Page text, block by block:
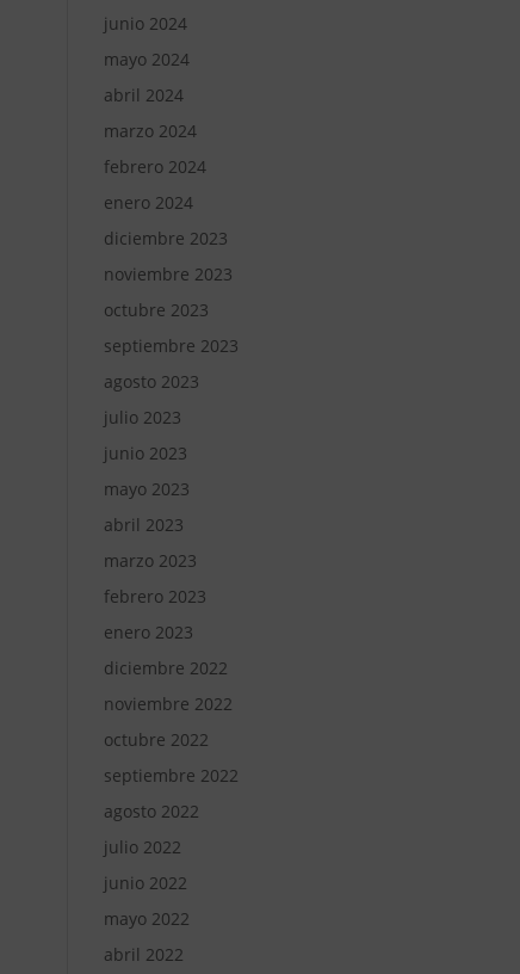
junio 2024
mayo 2024
abril 2024
marzo 2024
febrero 2024
enero 2024
diciembre 2023
noviembre 2023
octubre 2023
septiembre 2023
agosto 2023
julio 2023
junio 2023
mayo 2023
abril 2023
marzo 2023
febrero 2023
enero 2023
diciembre 2022
noviembre 2022
octubre 2022
septiembre 2022
agosto 2022
julio 2022
junio 2022
mayo 2022
abril 2022